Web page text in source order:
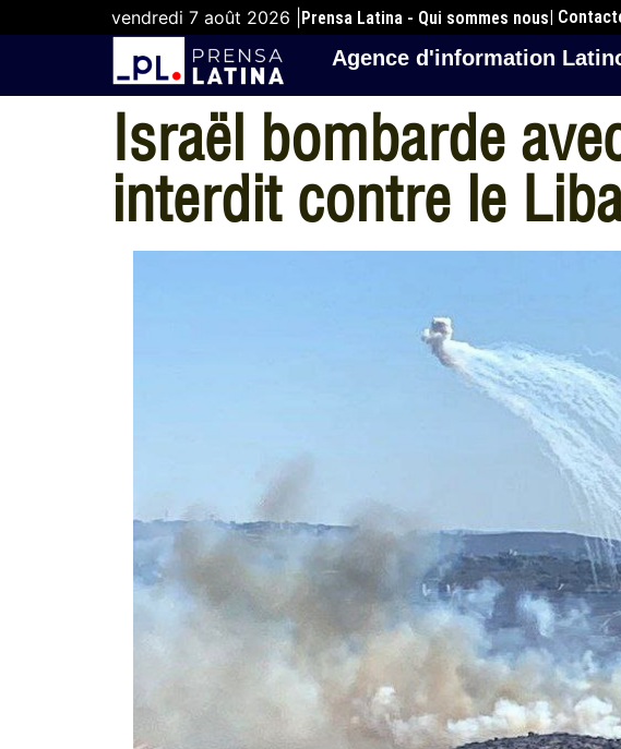
vendredi 7 août 2026 | Prensa Latina - Qui sommes nous|
Agence d'information
Israël bombarde
interdit contre le